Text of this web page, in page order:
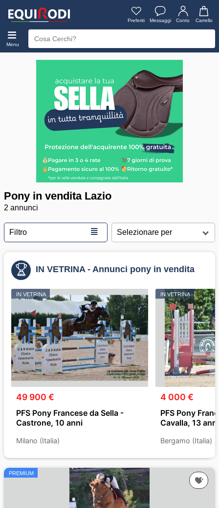
Preferiti Messaggi Conto Carrello
Menu
Pony in vendita Lazio
2 annunci
Filtro ≣
IN VETRINA - Annunci pony in vendita
IN VETRINA
49 900 €
PFS Pony Francese da Sella -
Castrone, 10 anni
Milano (Italia)
IN VETRINA
4 000 €
PFS Pony
Cavalla, 13 anni
Bergamo (Italia)
PREMIUM